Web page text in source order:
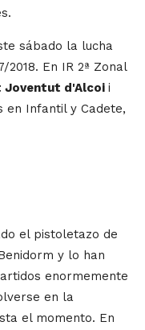
sábado la lucha
En IR 2ª Zonal
Joventut d'Alcoi i
en Infantil y Cadete,
el pistoletazo de
y lo han
enormemente
en la
el momento. En